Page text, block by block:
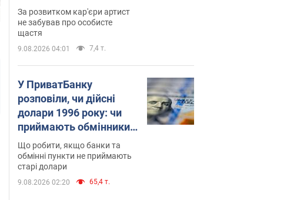
який вигляд вони
мають
За розвитком кар'єри артист
не забував про особисте
щастя
9.08.2026 04:01 7,4 т.
У ПриватБанку
розповіли, чи дійсні
долари 1996 року: чи
приймають обмінники
та банки такі купюри
Що робити, якщо банки та
обмінні пункти не приймають
старі долари
9.08.2026 02:20 65,4 т.